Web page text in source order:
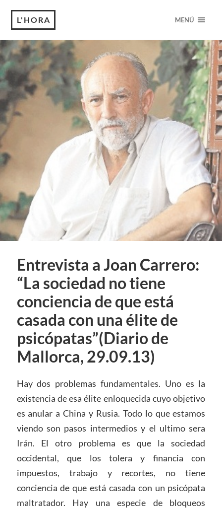
L'HORA MENÚ
Entrevista a Joan Carrero:
“La sociedad no tiene
conciencia de que está
casada con una élite de
psicópatas”(Diario de
Mallorca, 29.09.13)
Hay dos problemas fundamentales. Uno es la
existencia de esa élite enloquecida cuyo objetivo
es anular a China y Rusia. Todo lo que estamos
viendo son pasos intermedios y el ultimo sera
Irán. El otro problema es que la sociedad
occidental, que los tolera y financia con
impuestos, trabajo y recortes, no tiene
conciencia de que está casada con un psicópata
maltratador. Hay una especie de bloqueos